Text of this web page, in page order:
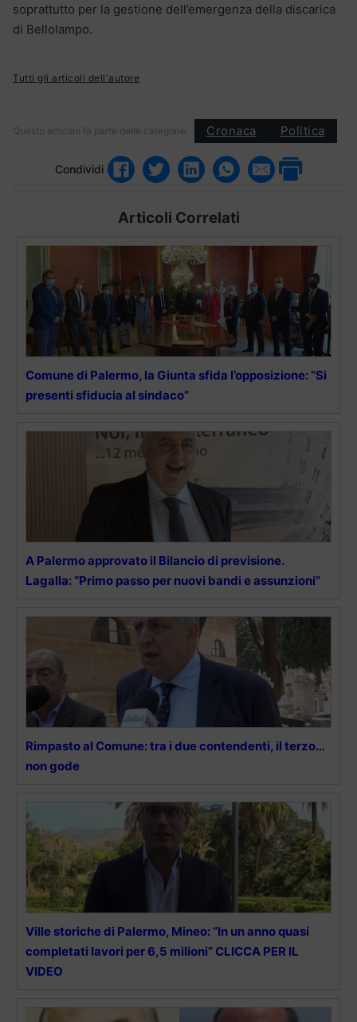
soprattutto per la gestione dell’emergenza della discarica
di Bellolampo.
Tutti gli articoli dell'autore
Questo articolo fa parte delle categorie: Cronaca Politica
Condividi
Articoli Correlati
Comune di Palermo, la Giunta sfida l’opposizione: “Si
presenti sfiducia al sindaco”
A Palermo approvato il Bilancio di previsione.
Lagalla: “Primo passo per nuovi bandi e assunzioni”
Rimpasto al Comune: tra i due contendenti, il terzo…
non gode
Ville storiche di Palermo, Mineo: “In un anno quasi
completati lavori per 6,5 milioni” CLICCA PER IL
VIDEO